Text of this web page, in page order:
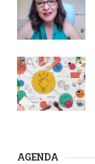
AGENDA